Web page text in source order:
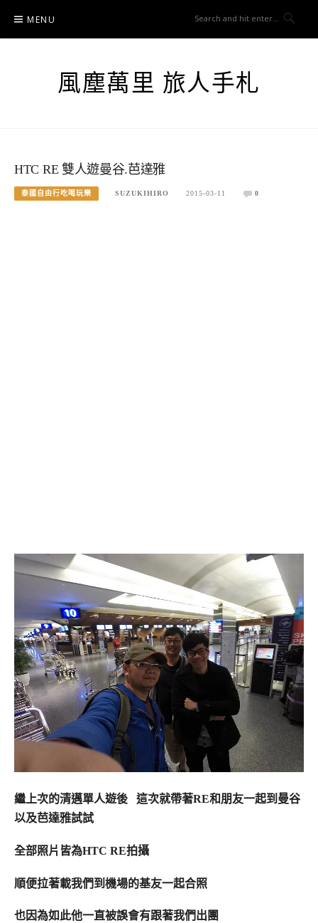
content
MENU
風塵萬里 旅人手札
HTC RE 雙人遊曼谷.芭達雅
泰國自由行吃喝玩樂 SUZUKIHIRO 2015-03-11 0
繼上次的清邁單人遊後 這次就帶著RE和朋友一起到曼谷
以及芭達雅試試
全部照片皆為HTC RE拍攝
順便拉著載我們到機場的基友一起合照
也因為如此他一直被誤會有跟著我們出團